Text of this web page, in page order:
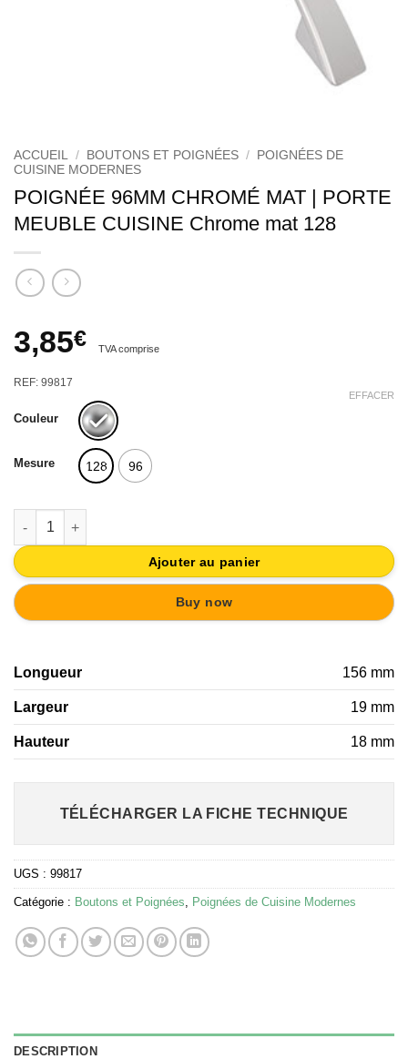
ACCUEIL / BOUTONS ET POIGNÉES /
POIGNÉES DE
CUISINE MODERNES
POIGNÉE 96MM CHROMÉ MAT | PORTE
MEUBLE CUISINE Chrome mat 128
3,85€ TVA comprise
REF: 99817
Couleur
Mesure 128 96
EFFACER
quantité de POIGNÉE 96MM CHROMÉ MAT | PORTE MEUBLE
Ajouter au panier
Buy now
Longueur 156 mm
Largeur 19 mm
Hauteur 18 mm
TÉLÉCHARGER LA FICHE TECHNIQUE
UGS : 99817
Catégorie : Boutons et Poignées Poignées de Cuisine Modernes
DESCRIPTION